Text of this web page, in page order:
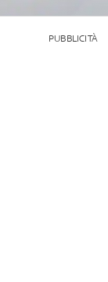
PUBBLICITÀ